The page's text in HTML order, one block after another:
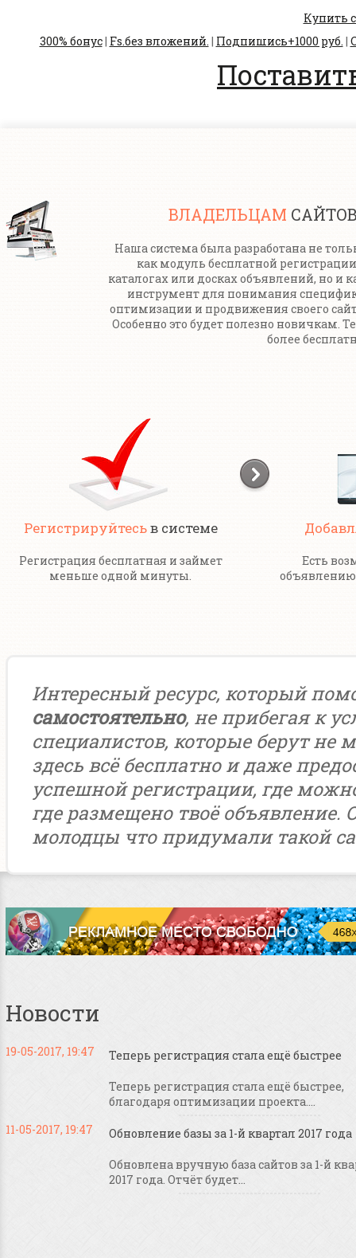
Купить
300% бонус| Fs.без вложений. | Подпишись+1000 руб. |
ВЛАДЕЛЬЦАМ
Наша система была разработана не
как модуль бесплатной
каталогах или досках объявлений, но и
инструмент для понимания
оптимизации и продвижения своего
Особенно это будет полезно новичкам.
более
Регистрируйтесьв системе
Регистрация бесплатная и займет
меньше одной минуты.
Есть
Интересный ресурс, который
самостоятельно, не прибегая к
специалистов, которые берут не
здесь всё бесплатно и даже
успешной регистрации, где
где размещено твоё объявление.
молодцы что придумали такой
Новости
19-05-2017, 19:47 Теперь регистрация стала ещё быстрее
Теперь регистрация стала ещё быстрее,
благодаря оптимизации проекта....
11-05-2017, 19:47
Обновление базы за 1-й квартал 2017 года
Обновлена вручную база сайтов за 1-й
2017 года. Отчёт будет...